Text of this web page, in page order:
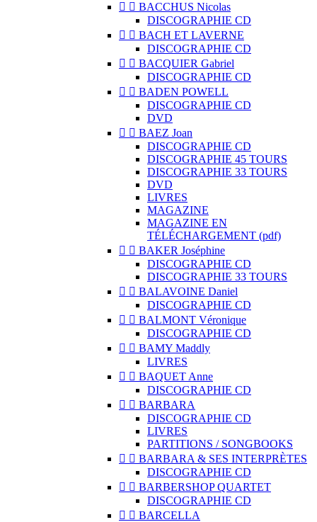
  BACCHUS Nicolas
DISCOGRAPHIE CD
  BACH ET LAVERNE
DISCOGRAPHIE CD
  BACQUIER Gabriel
DISCOGRAPHIE CD
  BADEN POWELL
DISCOGRAPHIE CD
DVD
  BAEZ Joan
DISCOGRAPHIE CD
DISCOGRAPHIE 45 TOURS
DISCOGRAPHIE 33 TOURS
DVD
LIVRES
MAGAZINE
MAGAZINE EN
TÉLÉCHARGEMENT (pdf)
  BAKER Joséphine
DISCOGRAPHIE CD
DISCOGRAPHIE 33 TOURS
  BALAVOINE Daniel
DISCOGRAPHIE CD
  BALMONT Véronique
DISCOGRAPHIE CD
  BAMY Maddly
LIVRES
  BAQUET Anne
DISCOGRAPHIE CD
  BARBARA
DISCOGRAPHIE CD
LIVRES
PARTITIONS / SONGBOOKS
  BARBARA & SES INTERPRÈTES
DISCOGRAPHIE CD
  BARBERSHOP QUARTET
DISCOGRAPHIE CD
  BARCELLA